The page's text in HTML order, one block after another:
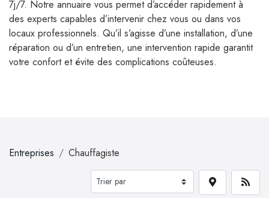
7j/7. Notre annuaire vous permet d’accéder rapidement à
des experts capables d’intervenir chez vous ou dans vos
locaux professionnels. Qu’il s’agisse d’une installation, d’une
réparation ou d’un entretien, une intervention rapide garantit
votre confort et évite des complications coûteuses.
Entreprises Chauffagiste